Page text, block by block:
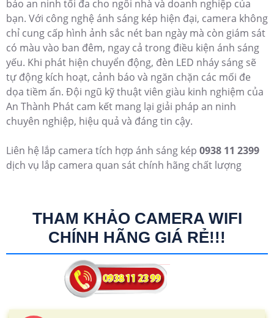
bảo an ninh tối đa cho ngôi nhà và doanh nghiệp của
bạn. Với công nghệ ánh sáng kép hiện đại, camera không
chỉ cung cấp hình ảnh sắc nét ban ngày mà còn giám sát
có màu vào ban đêm, ngay cả trong điều kiện ánh sáng
yếu. Khi phát hiện chuyển động, đèn LED nháy sáng sẽ
tự động kích hoạt, cảnh báo và ngăn chặn các mối đe
dọa tiềm ẩn. Đội ngũ kỹ thuật viên giàu kinh nghiệm của
An Thành Phát cam kết mang lại giải pháp an ninh
chuyên nghiệp, hiệu quả và đáng tin cậy.
Liên hệ lắp camera tích hợp ánh sáng kép 0938 11 2399
dịch vụ lắp camera quan sát chính hãng chất lượng
THAM KHẢO CAMERA WIFI
CHÍNH HÃNG GIÁ RẺ!!!